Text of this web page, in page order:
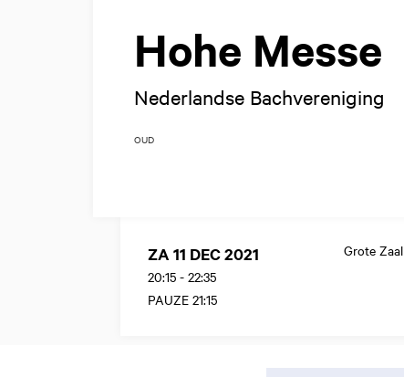
Hohe Messe
Nederlandse Bachvereniging
OUD
ZA 11 DEC 2021
20:15 - 22:35
PAUZE 21:15
Grote Zaal